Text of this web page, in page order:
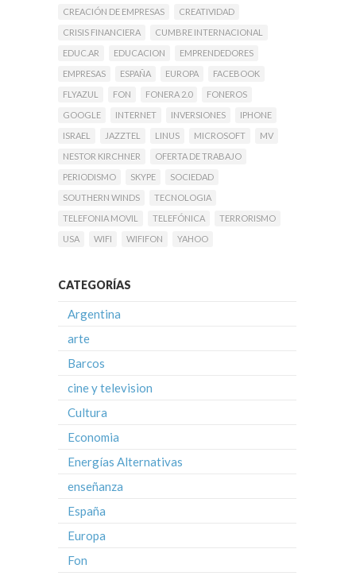
CREACIÓN DE EMPRESAS
CREATIVIDAD
CRISIS FINANCIERA
CUMBRE INTERNACIONAL
EDUC.AR
EDUCACION
EMPRENDEDORES
EMPRESAS
ESPAÑA EUROPA
FACEBOOK
FLYAZUL
FON FONERA 2.0
FONEROS
GOOGLE
INTERNET INVERSIONES
IPHONE
ISRAEL
JAZZTEL LINUS MICROSOFT
MV
NESTOR KIRCHNER
OFERTA DE TRABAJO
PERIODISMO
SKYPE
SOCIEDAD
SOUTHERN WINDS
TECNOLOGIA
TELEFONIA MOVIL
TELEFÓNICA
TERRORISMO
USA
WIFI WIFIFON YAHOO
CATEGORÍAS
Argentina
arte
Barcos
cine y television
Cultura
Economia
Energías Alternativas
enseñanza
España
Europa
Fon